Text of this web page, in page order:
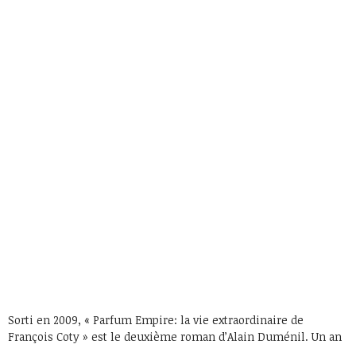
Sorti en 2009, « Parfum Empire: la vie extraordinaire de
François Coty » est le deuxième roman d’Alain Duménil. Un an